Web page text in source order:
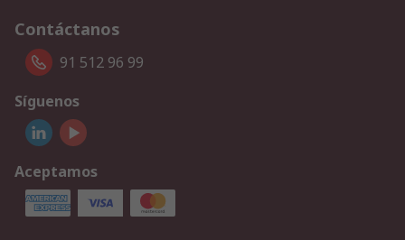
Contáctanos
91 512 96 99
Síguenos
Aceptamos